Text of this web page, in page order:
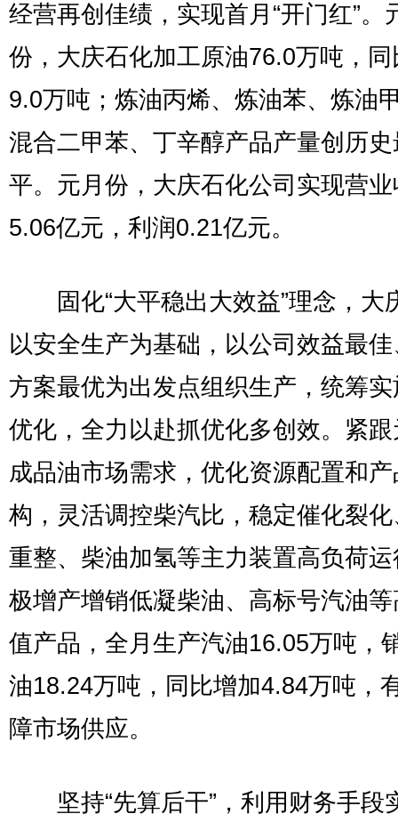
经营再创佳绩，实现首月“开门红”。
份，大庆石化加工原油76.0万吨，同
9.0万吨；炼油丙烯、炼油苯、炼油
混合二甲苯、丁辛醇产品产量创历
平。元月份，大庆石化公司实现营
5.06亿元，利润0.21亿元。
固化“大平稳出大效益”理念，大
以安全生产为基础，以公司效益最
方案最优为出发点组织生产，统筹
优化，全力以赴抓优化多创效。紧
成品油市场需求，优化资源配置和
构，灵活调控柴汽比，稳定催化裂
重整、柴油加氢等主力装置高负荷
极增产增销低凝柴油、高标号汽油
值产品，全月生产汽油16.05万吨，
油18.24万吨，同比增加4.84万吨，
障市场供应。
坚持“先算后干”，利用财务手段